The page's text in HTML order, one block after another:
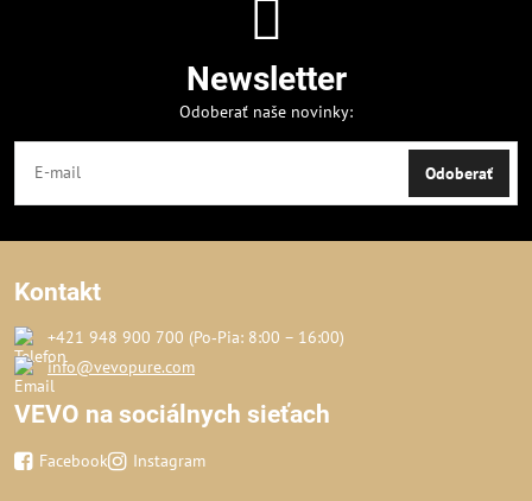
Newsletter
Odoberať naše novinky:
Odoberať
Kontakt
+421 948 900 700 (Po‑Pia: 8:00 – 16:00)
info@vevopure.com
VEVO na sociálnych sieťach
Facebook Instagram